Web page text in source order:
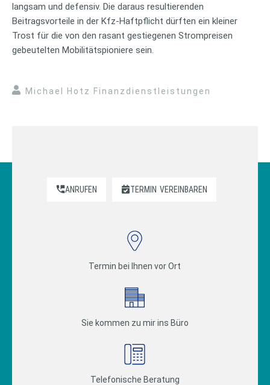
langsam und defensiv. Die daraus resultierenden
Beitragsvorteile in der Kfz-Haftpflicht dürften ein kleiner
Trost für die von den rasant gestiegenen Strompreisen
gebeutelten Mobilitätspioniere sein.
Michael Hotz Finanzdienstleistungen
ANRUFEN TERMIN VEREINBAREN
Termin bei Ihnen vor Ort
Sie kommen zu mir ins Büro
Telefonische Beratung